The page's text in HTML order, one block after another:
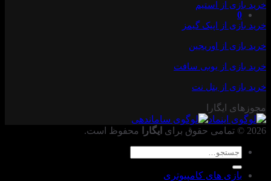
0
خرید بازی از استیم
خرید بازی از اپیک گیمز
خرید بازی از اوریجین
خرید بازی از یوبی سافت
خرید بازی از بتل نت
مجوزهای ایگارا
2026 © تمامی حقوق برای ایگارا
محفوظ است.
جستجو
بازی های کامپیوتری